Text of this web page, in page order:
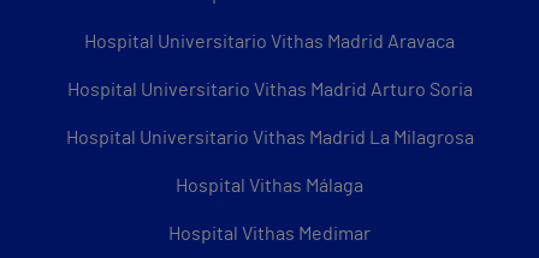
Hospital Universitario Vithas Madrid Aravaca
Hospital Universitario Vithas Madrid Arturo Soria
Hospital Universitario Vithas Madrid La Milagrosa
Hospital Vithas Málaga
Hospital Vithas Medimar